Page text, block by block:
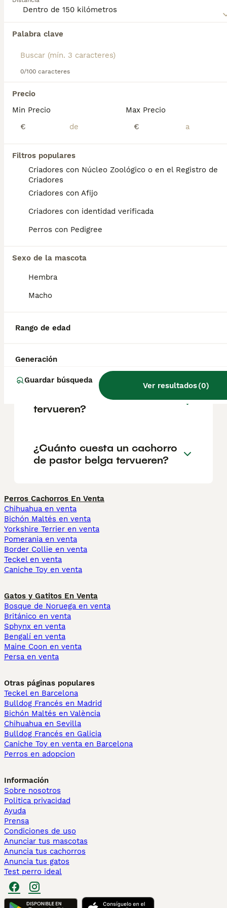
Palabra clave
0/100 caracteres
Precio
Min Precio
€
Max Precio
€
Filtros populares
Criadores con Núcleo Zoológico o en el Registro de
Criadores
Criadores con Afijo
Criadores con identidad verificada
Perros con Pedigree
Sexo de la mascota
Hembra
Macho
Rango de edad
Generación
Guardar búsqueda
Ver resultados(0)
Encontramos 0 Pastor Belga Tervueren
Si deseas exactamente esta búsqueda guarda tu
búsqueda y espera el resultado perfecto:
Preguntas frecuentes
¿Cómo es el temperamento
del pastor belga tervueren?
Personalidad. El tervueren es un compañero
afectuoso y fiel que protegerá su hogar y su
familia. Como sucede con todas las razas
con tendencia protectora, no es aconsejable
situaciones inadecuadas.
¿Cuáles son los 3 tipos de
un buen perro de familia?
¿Qué es un pastor belga
tervueren?
¿Cuánto cuesta un cachorro
de pastor belga tervueren?
Perros Cachorros En Venta
Chihuahua en venta
Bichón Maltés en venta
Yorkshire Terrier en venta
Pomerania en venta
Border Collie en venta
Teckel en venta
Caniche Toy en venta
Gatos y Gatitos En Venta
Bosque de Noruega en venta
Británico en venta
Sphynx en venta
Bengalí en venta
Maine Coon en venta
Persa en venta
Otras páginas populares
Teckel en Barcelona
Bulldog Francés en Madrid
Bichón Maltés en València
Chihuahua en Sevilla
Bulldog Francés en Galicia
Caniche Toy en venta en Barcelona
Perros en adopcion
Información
Sobre nosotros
Politica privacidad
Ayuda
Prensa
Condiciones de uso
Anunciar tus mascotas
Anuncia tus cachorros
Anuncia tus gatos
Test perro ideal